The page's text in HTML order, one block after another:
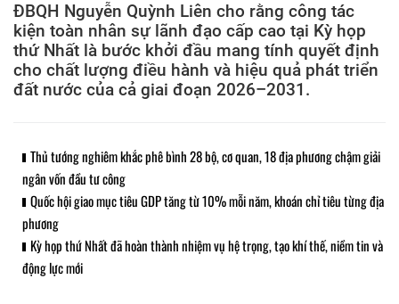
ĐBQH Nguyễn Quỳnh Liên cho rằng công tác
kiện toàn nhân sự lãnh đạo cấp cao tại Kỳ họp
thứ Nhất là bước khởi đầu mang tính quyết định
cho chất lượng điều hành và hiệu quả phát triển
đất nước của cả giai đoạn 2026–2031.
Thủ tướng nghiêm khắc phê bình 28 bộ, cơ quan, 18 địa phương chậm giải
ngân vốn đầu tư công
Quốc hội giao mục tiêu GDP tăng từ 10% mỗi năm, khoán chỉ tiêu từng địa
phương
Kỳ họp thứ Nhất đã hoàn thành nhiệm vụ hệ trọng, tạo khí thế, niềm tin và
động lực mới